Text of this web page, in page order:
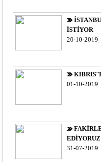
İSTİYOR
20-10-2019
01-10-2019
EDİYORUZ
31-07-2019